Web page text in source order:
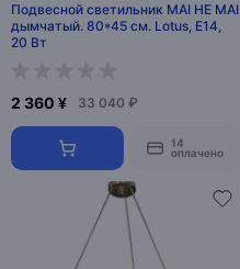
Подвесной светильник MAI HE MAI
дымчатый. 80*45 см. Lotus, E14,
20 Вт
2 360 ¥ 33 040 ₽
14
оплачено